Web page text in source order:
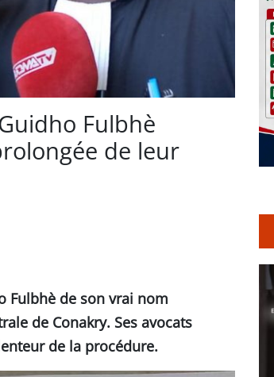
Fulbhè
de leur
Fulbhè de son vrai nom
de Conakry. Ses avocats
de la procédure.